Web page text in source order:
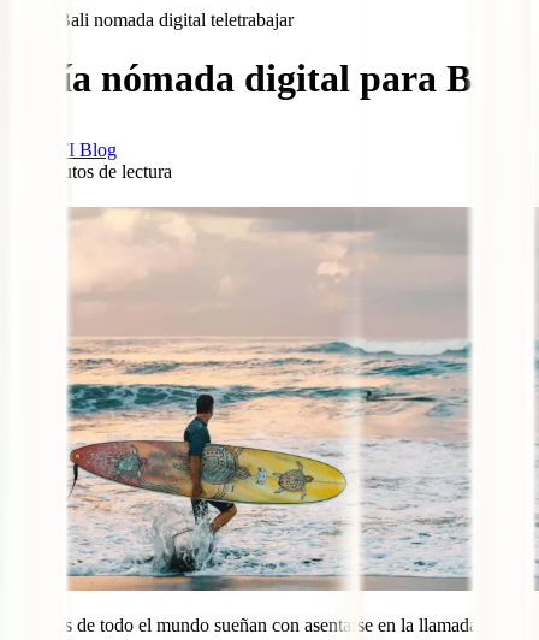
Bali nomada digital teletrabajar
Guía nómada digital para Bali
IATI Blog
minutos de lectura
Viajeros de todo el mundo sueñan con asentarse en la llamada “Isla